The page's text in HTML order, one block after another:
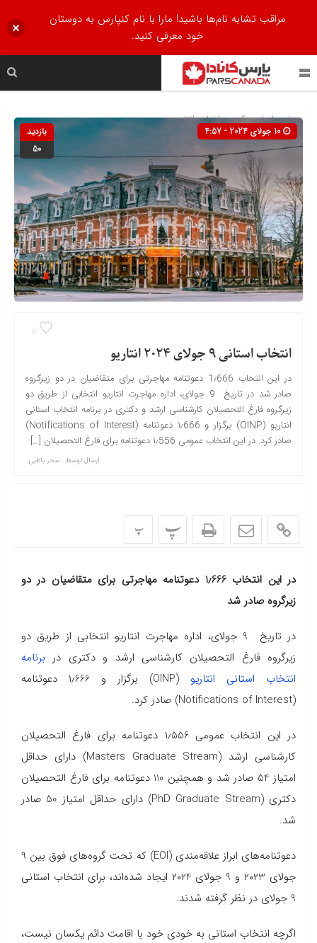
صفحه اصلی» گروه »اخبار»انتاریو
بازدید
50
7
انتخاب استانی 9 جولای 2024 انتاریو
در این انتخاب 1٫666 دعوتنامه مهاجرتی برای متقاضیان در دو زیرگروه
صادر شد در تاریخ 9 جولای، اداره مهاجرت انتاریو انتخابی از طریق دو
زیرگروه فارغ التحصیلان کارشناسی ارشد و دکتری در برنامه انتخاب استانی
انتاریو (OINP) برگزار و ۱٫666 دعوتنامه (Notifications of Interest)
صادر کرد. در این انتخاب عمومی ۱٫556 دعوتنامه برای فارغ التحصیلان […]
ارسال توسط : سحر باطبی
پ پ
در این انتخاب 1 ٫ 666 دعوتنامه مهاجرتی برای متقاضیان در دو
زیرگروه صادر شد
در تاریخ 9 جولای، اداره مهاجرت انتاریو انتخابی از طریق دو
زیرگروه فارغ التحصیلان کارشناسی ارشد و دکتری در برنامه
انتخاب استانی انتاریو
(OINP) برگزار و ۱٫666 دعوتنامه
(Notifications of Interest) صادر کرد.
در این انتخاب عمومی ۱٫556 دعوتنامه برای فارغ التحصیلان
کارشناسی ارشد (Masters Graduate Stream) دارای حداقل
امتیاز 54 صادر شد و همچنین 110 دعوتنامه برای فارغ التحصیلان
دکتری (PhD Graduate Stream) دارای حداقل امتیاز 50 صادر
شد.
دعوتنامه‌های ابراز علاقه‌مندی (EOI) که تحت گروه‌های فوق بین 9
جولای ۲۰۲3 و 9 جولای ۲۰۲4 ایجاد شده‌اند، برای انتخاب استانی
9 جولای در نظر گرفته شدند.
اگرچه انتخاب استانی به خودی خود با اقامت دائم یکسان نیست،
مراقب تشابه نام‌ها باشید! مارا با نام کنپارس به دوستان
خود معرفی کنید.